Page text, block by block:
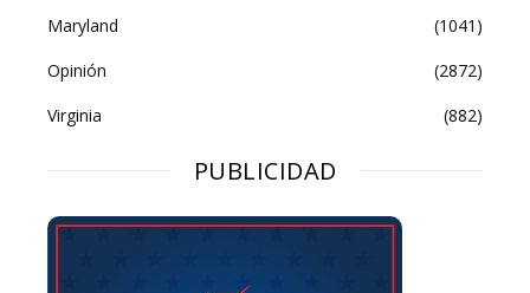
Maryland
(1041)
Opinión
(2872)
Virginia
(882)
PUBLICIDAD